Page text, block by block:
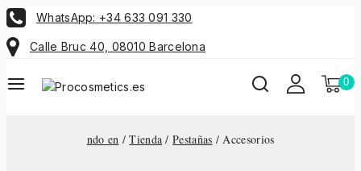
WhatsApp: +34 633 091 330
Calle Bruc 40, 08010 Barcelona
0
ndo en / Tienda / Pestañas / Accesorios